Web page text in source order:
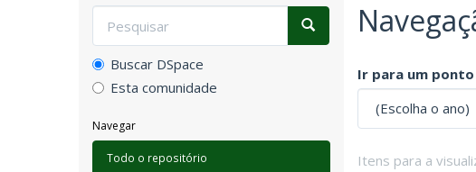
Buscar DSpace
Esta comunidade
Navegar
Todo o repositório
Ir para um
Itens para a